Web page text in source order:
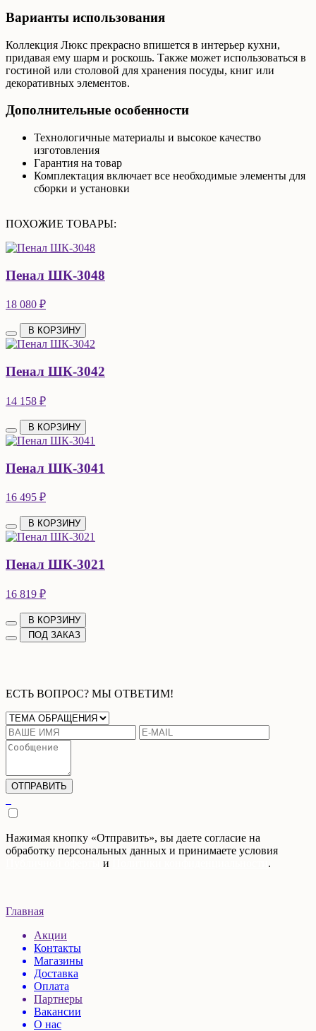
Варианты использования
Коллекция Люкс прекрасно впишется в интерьер кухни,
придавая ему шарм и роскошь. Также может использоваться в
гостиной или столовой для хранения посуды, книг или
декоративных элементов.
Дополнительные особенности
Технологичные материалы и высокое качество
изготовления
Гарантия на товар
Комплектация включает все необходимые элементы для
сборки и установки
ПОХОЖИЕ ТОВАРЫ:
Пенал ШК-3048
18 080 ₽
В КОРЗИНУ
Пенал ШК-3042
14 158 ₽
В КОРЗИНУ
Пенал ШК-3041
16 495 ₽
В КОРЗИНУ
Пенал ШК-3021
16 819 ₽
В КОРЗИНУ
ПОД ЗАКАЗ
ЕСТЬ ВОПРОС? МЫ ОТВЕТИМ!
Нажимая кнопку «Отправить», вы даете согласие на
обработку персональных данных и принимаете условия
и .
Главная
Акции
Контакты
Магазины
Доставка
Оплата
Партнеры
Вакансии
О нас